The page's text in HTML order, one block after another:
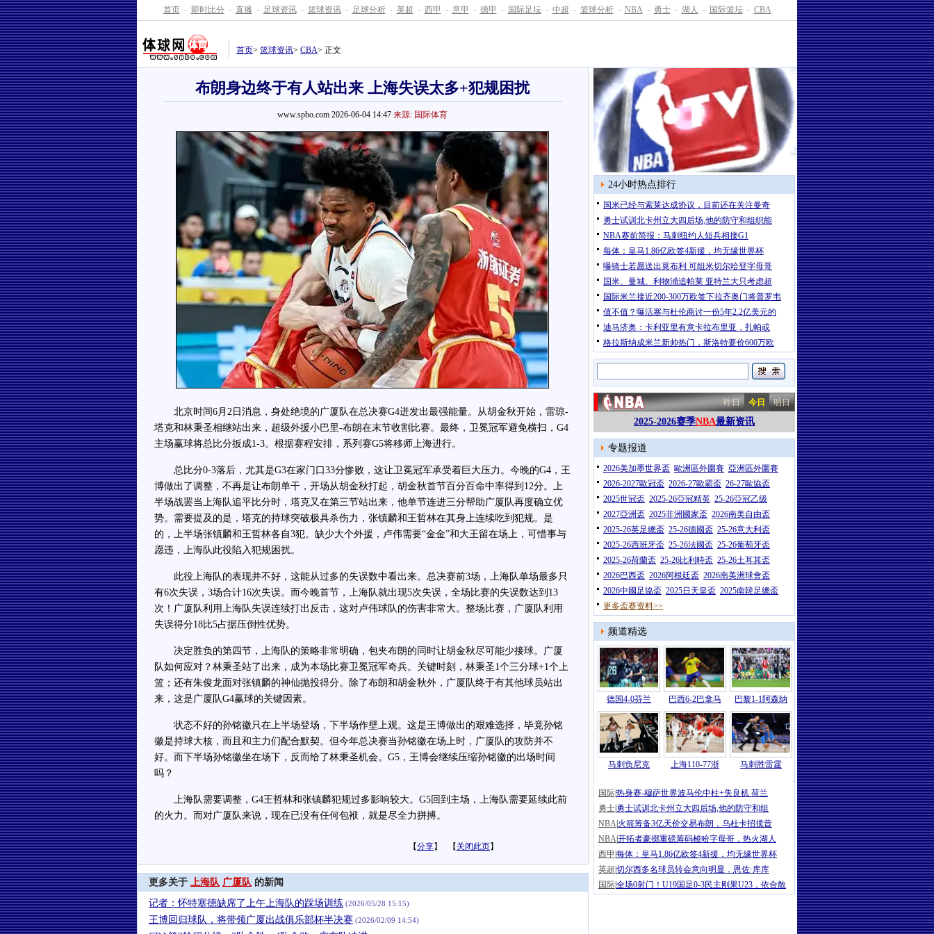
首页 - 即时比分 - 直播 - 足球资讯 - 篮球资讯 - 足球分析 - 英超 - 西甲 - 意甲 - 德甲 - 国际足坛 - 中超 - 篮球分析 - NBA - 勇士 - 湖人 - 国际篮坛 - CBA
首页> 篮球资讯> CBA> 正文
布朗身边终于有人站出来 上海失误太多+犯规困扰
www.spbo.com 2026-06-04 14:47 来源: 国际体育
北京时间6月2日消息，身处绝境的广厦队在总决赛G4迸发出最强能量。从胡金秋开始，雷琼-
塔克和林秉圣相继站出来，超级外援小巴里-布朗在末节收割比赛。最终，卫冕冠军避免横扫，G4
主场赢球将总比分扳成1-3。根据赛程安排，系列赛G5将移师上海进行。
总比分0-3落后，尤其是G3在家门口33分惨败，这让卫冕冠军承受着巨大压力。今晚的G4，王
博做出了调整，不再是让布朗单干，开场从胡金秋打起，胡金秋首节百分百命中率得到12分。上
半场战罢当上海队追平比分时，塔克又在第三节站出来，他单节连进三分帮助广厦队再度确立优
势。需要提及的是，塔克的持球突破极具杀伤力，张镇麟和王哲林在其身上连续吃到犯规。是
的，上半场张镇麟和王哲林各自3犯。缺少大个外援，卢伟需要“金金”和大王留在场上，可惜事与
愿违，上海队此役陷入犯规困扰。
此役上海队的表现并不好，这能从过多的失误数中看出来。总决赛前3场，上海队单场最多只
有6次失误，3场合计16次失误。而今晚首节，上海队就出现5次失误，全场比赛的失误数达到13
次！广厦队利用上海队失误连续打出反击，这对卢伟球队的伤害非常大。整场比赛，广厦队利用
失误得分18比5占据压倒性优势。
决定胜负的第四节，上海队的策略非常明确，包夹布朗的同时让胡金秋尽可能少接球。广厦
队如何应对？林秉圣站了出来，成为本场比赛卫冕冠军奇兵。关键时刻，林秉圣1个三分球+1个上
篮；还有朱俊龙面对张镇麟的神仙抛投得分。除了布朗和胡金秋外，广厦队终于有其他球员站出
来，这是广厦队G4赢球的关键因素。
状态不好的孙铭徽只在上半场登场，下半场作壁上观。这是王博做出的艰难选择，毕竟孙铭
徽是持球大核，而且和主力们配合默契。但今年总决赛当孙铭徽在场上时，广厦队的攻防并不
好。而下半场孙铭徽坐在场下，反而给了林秉圣机会。G5，王博会继续压缩孙铭徽的出场时间
吗？
上海队需要调整，G4王哲林和张镇麟犯规过多影响较大。G5回到主场，上海队需要延续此前
的火力。而对广厦队来说，现在已没有任何包袱，就是尽全力拼搏。
【分享】 【 关闭此页】
更多关于 上海队 广厦队 的新闻
记者：怀特塞德缺席了上午上海队的踩场训练 (2026/05/28 15:15)
王博回归球队，将带领广厦出战俱乐部杯半决赛 (2026/02/09 14:54)
24小时热点排行
国米已经与索莱达成协议，目前还在关注曼奇
勇士试训北卡州立大四后场,他的防守和组织能
NBA赛前简报：马刺纽约人短兵相接G1
每体：皇马1.86亿欧签4新援，均无缘世界杯
曝骑士若愿送出莫布利 可组米切尔哈登字母哥
国米、曼城、利物浦追帕莱 亚特兰大只考虑超
国际米兰接近200-300万欧签下拉齐奥门将普罗韦
值不值？曝活塞与杜伦商讨一份5年2.2亿美元的
迪马济奥：卡利亚里有意卡拉布里亚，扎帕或
格拉斯纳成米兰新帅热门，斯洛特要价600万欧
昨日 今日 明日
2025-2026赛季NBA最新资讯
专题报道
2026美加墨世界盃 歐洲區外圍賽 亞洲區外圍賽
2026-2027歐冠盃 2026-27歐霸盃 26-27歐協盃
2025世冠盃 2025-26亞冠精英 25-26亞冠乙级
2027亞洲盃 2025非洲國家盃 2026南美自由盃
2025-26英足總盃 25-26德國盃 25-26意大利盃
2025-26西班牙盃 25-26法國盃 25-26葡萄牙盃
2025-26荷蘭盃 25-26比利時盃 25-26土耳其盃
2026巴西盃 2026阿根廷盃 2026南美洲球會盃
2026中國足協盃 2025日天皇盃 2025南韓足總盃
更多盃赛资料>>
频道精选
德国4-0芬兰 巴西6-2巴拿马 巴黎1-1阿森纳
马刺负尼克 上海110-77浙
马刺胜雷霆
NBA |NBA总决赛G1-马刺负尼克斯 文
国际热身赛-穆萨世界波马伦中柱+失良机 荷兰
勇士 勇士试训北卡州立大四后场,他的防守和组
NBA 火箭筹备3亿天价交易布朗，乌杜卡招揽昔
NBA开拓者豪掷重磅筹码梭哈字母哥，热火湖人
西甲 每体：皇马1.86亿欧签4新援，均无缘世界杯
英超 切尔西多名球员转会意向明显，恩佐·库库
国际全场0射门！U19国足0-3民主刚果U23，依合散